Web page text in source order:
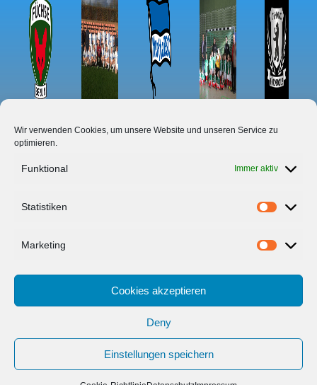
Wir verwenden Cookies, um unsere Website und unseren Service zu
optimieren.
Funktional Immer aktiv
Statistiken
Marketing
Cookies akzeptieren
Deny
Einstellungen speichern
Datenschutz
Disclaimer
Cookie-Richtlinie (EU)